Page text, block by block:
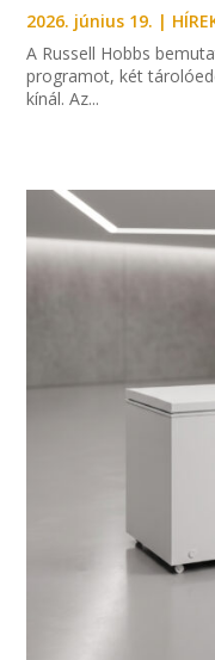
2026. június 19. |
A Russell Hobbs
programot, két
kínál. Az...